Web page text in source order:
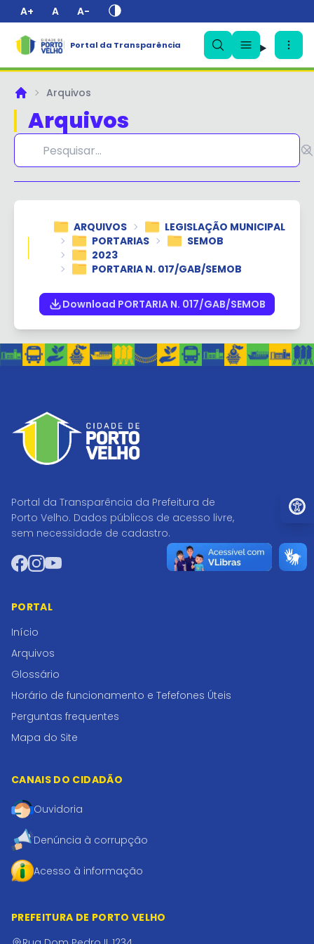
A+ A A-
Portal da Transparência
PrincipalArquivos
Arquivos
ARQUIVOS
LEGISLAÇÃO MUNICIPAL
PORTARIAS
SEMOB
2023
PORTARIA N. 017/GAB/SEMOB
Download PORTARIA N. 017/GAB/SEMOB
Portal da Transparência da Prefeitura de
Porto Velho. Dados públicos de acesso livre,
sem necessidade de cadastro.
Facebook
Instagram
YouTube
PORTAL
Início
Arquivos
Glossário
Horário de funcionamento e Tefefones Úteis
Perguntas frequentes
Mapa do Site
CANAIS DO CIDADÃO
Ouvidoria
Denúncia à corrupção
Acesso à informação
PREFEITURA DE PORTO VELHO
✕
Ir